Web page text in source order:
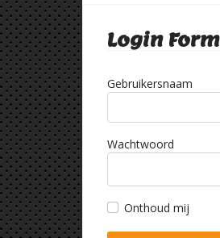
Login Form
Gebruikersnaam
Wachtwoord
Onthoud mij